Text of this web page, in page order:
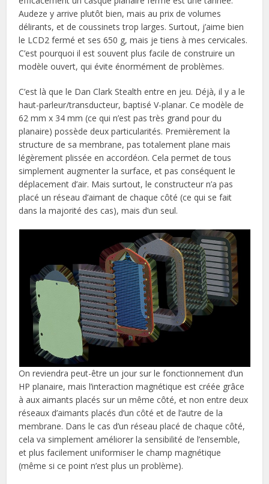
Audeze y arrive plutôt bien, mais au prix de volumes
délirants, et de coussinets trop larges. Surtout, j’aime bien
le LCD2 fermé et ses 650 g, mais je tiens à mes cervicales.
C’est pourquoi il est souvent plus facile de construire un
modèle ouvert, qui évite énormément de problèmes.
C’est là que le Dan Clark Stealth entre en jeu. Déjà, il y a le
haut-parleur/transducteur, baptisé V-planar. Ce modèle de
62 mm x 34 mm (ce qui n’est pas très grand pour du
planaire) possède deux particularités. Premièrement la
structure de sa membrane, pas totalement plane mais
légèrement plissée en accordéon. Cela permet de tous
simplement augmenter la surface, et pas conséquent le
déplacement d’air. Mais surtout, le constructeur n’a pas
placé un réseau d’aimant de chaque côté (ce qui se fait
dans la majorité des cas), mais d’un seul.
On reviendra peut-être un jour sur le fonctionnement d’un
HP planaire, mais l’interaction magnétique est créée grâce
à aux aimants placés sur un même côté, et non entre deux
réseaux d’aimants placés d’un côté et de l’autre de la
membrane. Dans le cas d’un réseau placé de chaque côté,
cela va simplement améliorer la sensibilité de l’ensemble,
et plus facilement uniformiser le champ magnétique
(même si ce point n’est plus un problème).